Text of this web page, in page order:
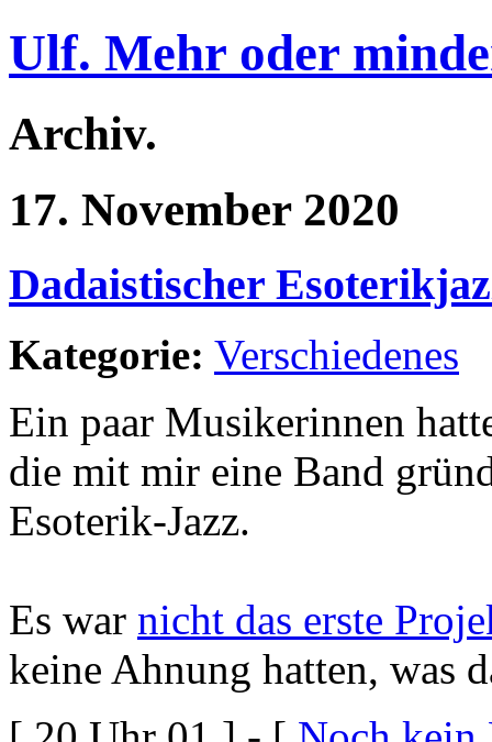
Ulf. Mehr oder
Archiv.
17. November 2020
Dadaistischer
Kategorie: Verschiedenes
Ein paar Musikerinnen
die mit mir eine Band
Esoterik-Jazz.
Es war nicht das erste
keine Ahnung hatten, was